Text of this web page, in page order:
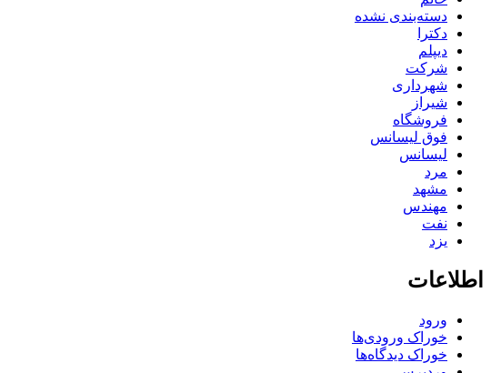
دسته‌بندی نشده
دکترا
دیپلم
شرکت
شهرداری
شیراز
فروشگاه
فوق لیسانس
لیسانس
مرد
مشهد
مهندس
نفت
یزد
اطلاعات
ورود
خوراک ورودی‌ها
خوراک دیدگاه‌ها